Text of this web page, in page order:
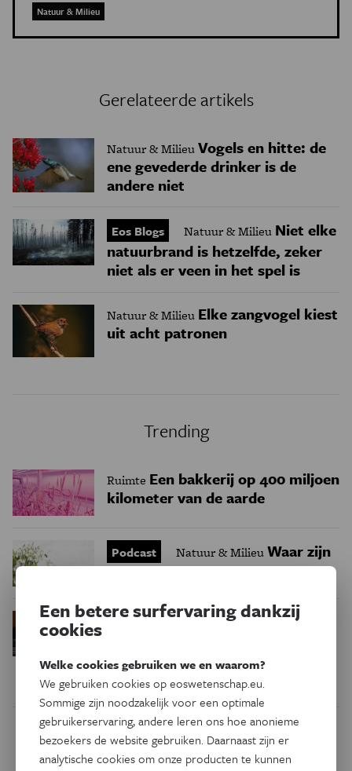
Natuur & Milieu
Gerelateerde artikels
Natuur & MilieuVogels en hitte: de
ene gevederde drinker is de
andere niet
Eos Blogs Natuur & Milieu Niet elke
natuurbrand is hetzelfde, zeker
niet als er veen in het spel is
Natuur & Milieu Elke zangvogel kiest
uit acht patronen
Trending
Ruimte Een bakkerij op 400 miljoen
kilometer van de aarde
Podcast Natuur & MilieuWaar zijn
insecten in de winter?
Psyche & BreinWaarom we tinnitus
Dit artikel delen op:
Facebook Twitter Linkedin
Een betere surfervaring dankzij
cookies
Welke cookies gebruiken we en waarom?
We gebruiken cookies op eoswetenschap.eu.
Sommige zijn noodzakelijk voor een optimale
gebruikerservaring, andere leren ons hoe anonieme
bezoekers de website gebruiken. Daarnaast zijn er
analytische cookies om onze producten te kunnen